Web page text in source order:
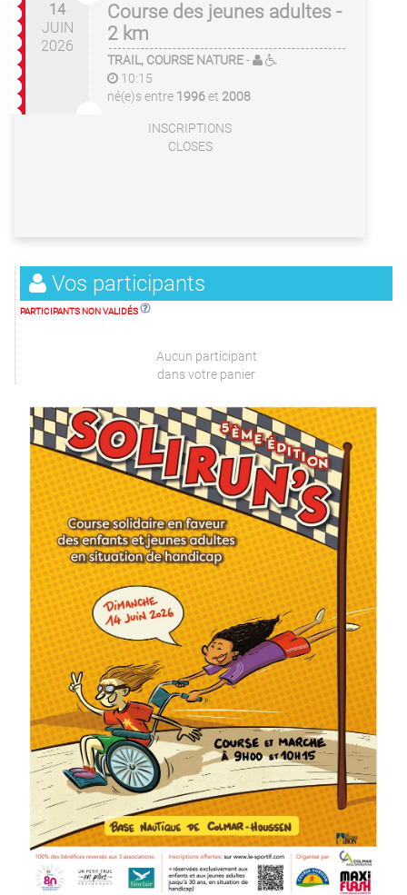
14
JUIN
2026
Course des jeunes adultes -
2 km
TRAIL, COURSE NATURE-
10:15
né(e)s entre 1996et 2008
INSCRIPTIONS
CLOSES
Vos participants
PARTICIPANTS NON VALIDÉS
Aucun participant
dans votre panier